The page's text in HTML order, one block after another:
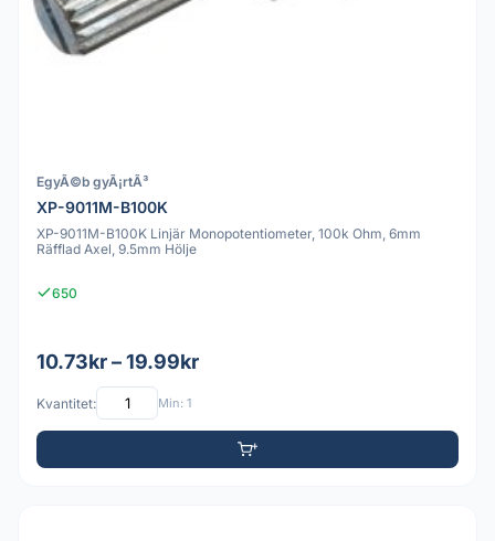
EgyÃ©b gyÃ¡rtÃ³
XP-9011M-B100K
XP-9011M-B100K Linjär Monopotentiometer, 100k Ohm, 6mm
Räfflad Axel, 9.5mm Hölje
650
10.73kr – 19.99kr
Kvantitet: Min: 1